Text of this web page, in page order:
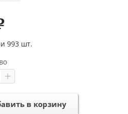
993 шт.
в корзину